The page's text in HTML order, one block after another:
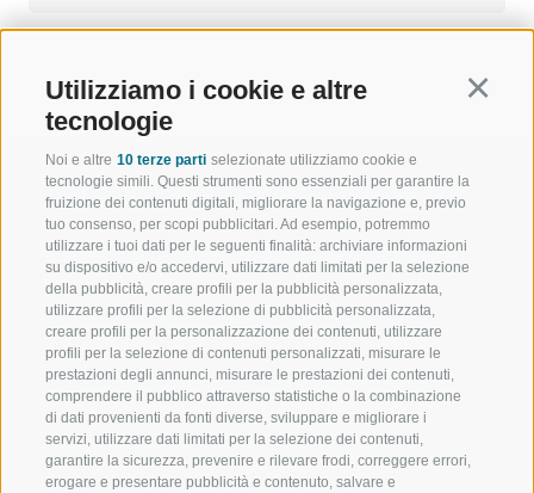
Utilizziamo i cookie e altre
tecnologie
Noi e altre 10 terze parti selezionate utilizziamo cookie e
tecnologie simili. Questi strumenti sono essenziali per garantire la
fruizione dei contenuti digitali, migliorare la navigazione e, previo
tuo consenso, per scopi pubblicitari. Ad esempio, potremmo
utilizzare i tuoi dati per le seguenti finalità: archiviare informazioni
su dispositivo e/o accedervi, utilizzare dati limitati per la selezione
della pubblicità, creare profili per la pubblicità personalizzata,
utilizzare profili per la selezione di pubblicità personalizzata,
creare profili per la personalizzazione dei contenuti, utilizzare
profili per la selezione di contenuti personalizzati, misurare le
prestazioni degli annunci, misurare le prestazioni dei contenuti,
comprendere il pubblico attraverso statistiche o la combinazione
di dati provenienti da fonti diverse, sviluppare e migliorare i
servizi, utilizzare dati limitati per la selezione dei contenuti,
garantire la sicurezza, prevenire e rilevare frodi, correggere errori,
erogare e presentare pubblicità e contenuto, salvare e
BENVENUTI NELLA REGIONE
TURISTICA DI RACINES
VAL GIOVO
VAL RACINES
VAL RIDANNA
SPORT E
MOMENTI
SCIARE
ESCURSIONI
ALTA